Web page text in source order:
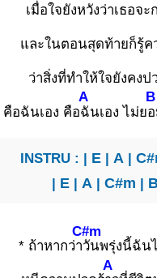
เมื่อใจยังหวังว่าเธอจะ
และในตอนสุดท้ายก็รู้ค
ว่าสิ่งที่ทำให้ใจยังคงป
คือฉันเอง คือ
A
ฉันเอง ไม่ย
B
INSTRU : | E| A |
| E| A | C#m |
* ถ้าหากว่า
C#m
วันพรุ่งนี้ฉัน
A